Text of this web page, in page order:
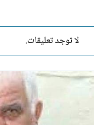
لا توجد تعليقات.